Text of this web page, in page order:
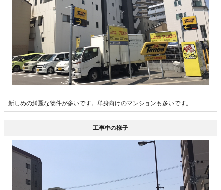
新しめの綺麗な物件が多いです。単身向けのマンションも多いです。
工事中の様子